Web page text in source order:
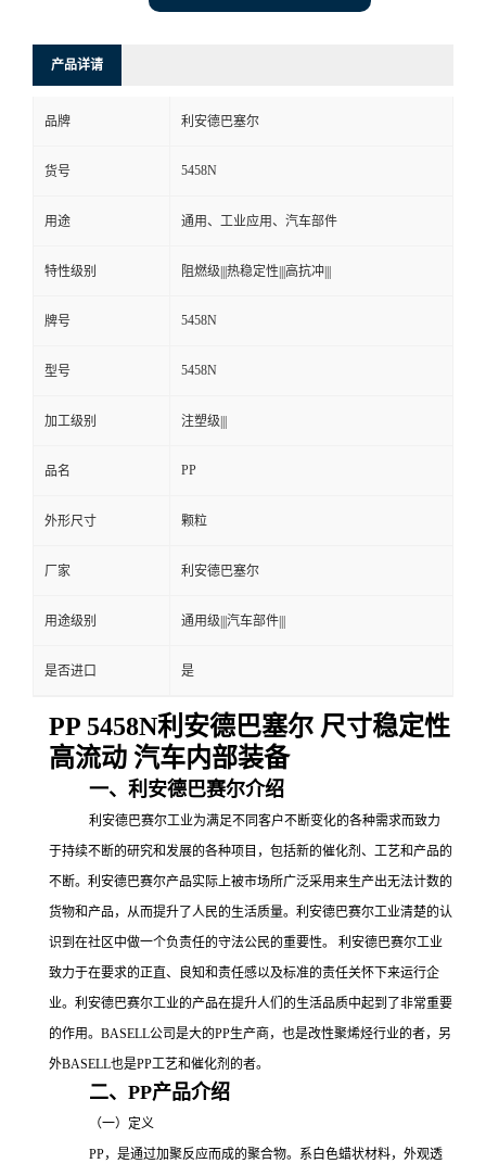
产品详请
品牌 利安德巴塞尔
货号 5458N
用途 通用、工业应用、汽车部件
特性级别 阻燃级|||热稳定性|||高抗冲|||
牌号 5458N
型号 5458N
加工级别 注塑级|||
品名 PP
外形尺寸 颗粒
厂家 利安德巴塞尔
用途级别 通用级|||汽车部件|||
是否进口 是
PP 5458N利安德巴塞尔 尺寸稳定性
高流动 汽车内部装备
一、利安德巴赛尔介绍
利安德巴赛尔工业为满足不同客户不断变化的各种需求而致力
于持续不断的研究和发展的各种项目，包括新的催化剂、工艺和产品的
不断。利安德巴赛尔产品实际上被市场所广泛采用来生产出无法计数的
货物和产品，从而提升了人民的生活质量。利安德巴赛尔工业清楚的认
识到在社区中做一个负责任的守法公民的重要性。
利安德巴赛尔工业
致力于在要求的正直、良知和责任感以及标准的责任关怀下来运行企
业。利安德巴赛尔工业的产品在提升人们的生活品质中起到了非常重要
的作用。 BASELL公司是大的PP生产商，也是改性聚烯烃行业的者，另
外BASELL也是PP工艺和催化剂的者。
二、PP产品介绍
（一）定义
PP，是通过加聚反应而成的聚合物。系白色蜡状材料，外观透